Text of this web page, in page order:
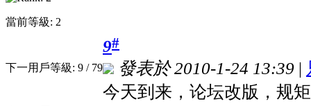
當前等級: 2
下一用戶等級: 9 / 79
9#
發表於 2010-1-24 13:39 |
今天到来，论坛改版，规